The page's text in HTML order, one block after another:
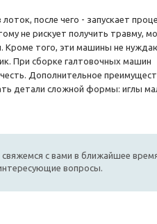
после чего - запускает
не рискует получить травму,
Кроме того, эти машины не
При сборке галтовочных машин
Дополнительное
детали сложной формы: иглы
с вами в ближайшее
вопросы.